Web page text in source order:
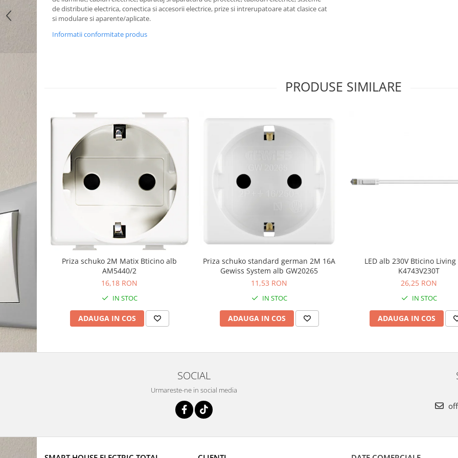
de distributie electrica, conectica si accesorii electrice, prize si intrerupatoare atat clasice cat
si modulare si aparente/aplicate.
Informatii conformitate produs
PRODUSE SIMILARE
Priza schuko 2M Matix Bticino alb
AM5440/2
16,18 RON
IN STOC
ADAUGA IN COS
Priza schuko standard german 2M 16A
Gewiss System alb GW20265
11,53 RON
IN STOC
ADAUGA IN COS
LED alb 230V Bticino
K4743V230T
26,25 RON
IN STOC
ADAUGA IN COS
SOCIAL
Urmareste-ne in social media